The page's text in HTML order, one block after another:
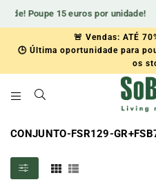
Poupe 15 euros por unidade!
🚨 Vendas: ATÉ
🕒 Última oportunidade para
os
🆕Aprovecha 15€ de
ES
CONJUNTO-FSR129-